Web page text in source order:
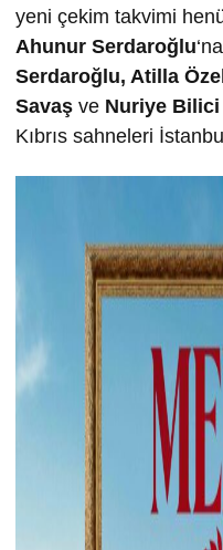
yeni çekim takvimi
Ahunur Serdaroğ lu
Serdaroğ lu, Atilla
Savaş ve Nuriye Bilici
Kıbrıs sahneleri